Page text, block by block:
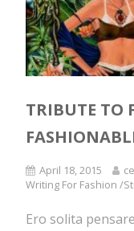
TRIBUTE TO
April 18, 2015
Writing For Fashion /
Ero solita